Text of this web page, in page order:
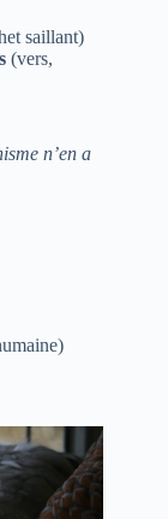
saillant)
(vers,
n’en a